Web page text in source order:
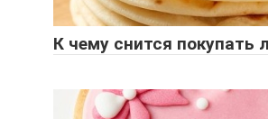
К чему снится покупать